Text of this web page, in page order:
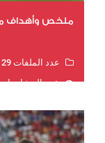
ملخص وأهداف
عدد الملفات 29
عدد المشاهدات